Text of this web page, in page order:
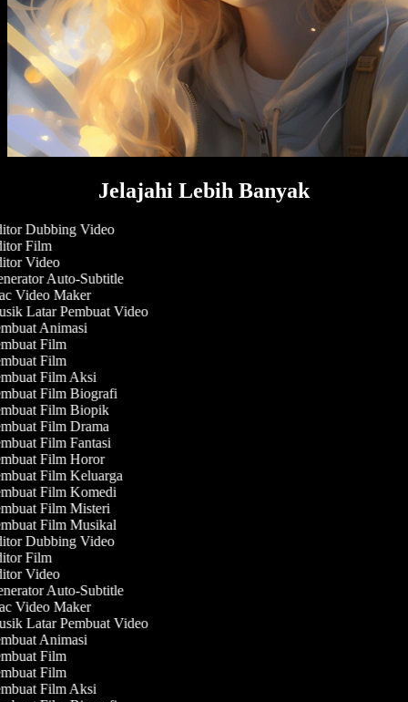
Jelajahi Lebih Banyak
Dubbing Video
Film
Video
Auto-Subtitle
Video Maker
Latar Pembuat Video
Animasi
Film
Film
Film Aksi
Film Biografi
Film Biopik
Film Drama
Film Fantasi
Film Horor
Film Keluarga
Film Komedi
Film Misteri
Film Musikal
Dubbing Video
Film
Video
Auto-Subtitle
Video Maker
Latar Pembuat Video
Animasi
Film
Film
Film Aksi